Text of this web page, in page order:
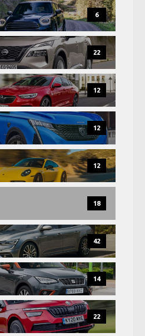
6
22
12
12
12
18
42
14
22